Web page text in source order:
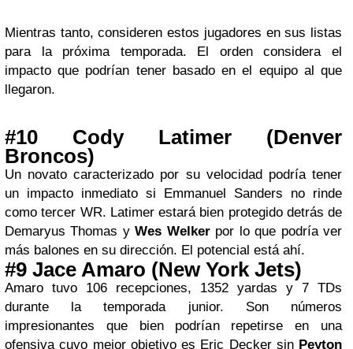
Mientras tanto, consideren estos jugadores en sus listas
para la próxima temporada. El orden considera el
impacto que podrían tener basado en el equipo al que
llegaron.
#10 Cody Latimer (Denver
Broncos)
Un novato caracterizado por su velocidad podría tener
un impacto inmediato si Emmanuel Sanders no rinde
como tercer WR. Latimer estará bien protegido detrás de
Demaryus Thomas yWes Welkerpor lo que podría ver
más balones en su dirección. El potencial está ahí.
#9 Jace Amaro (New York Jets)
Amaro tuvo 106 recepciones, 1352 yardas y 7 TDs
durante la temporada junior. Son números
impresionantes que bien podrían repetirse en una
ofensiva cuyo mejor objetivo es Eric Decker sin Peyton